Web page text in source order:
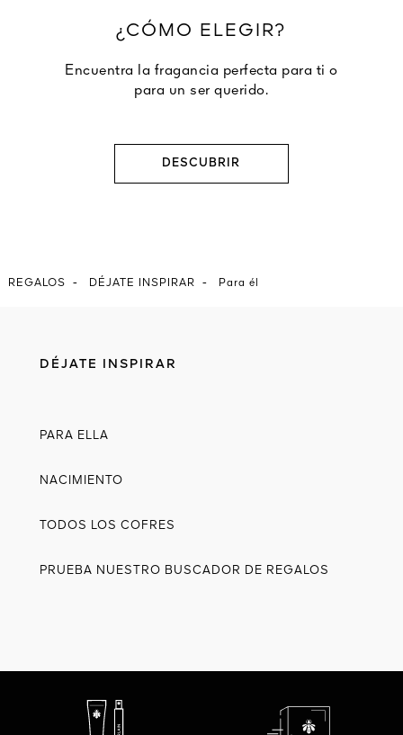
¿CÓMO ELEGIR?
Encuentra la fragancia perfecta para ti o
para un ser querido.
DESCUBRIR
REGALOS - DÉJATE INSPIRAR - Para él
DÉJATE INSPIRAR
PARA ELLA
NACIMIENTO
TODOS LOS COFRES
PRUEBA NUESTRO BUSCADOR DE REGALOS